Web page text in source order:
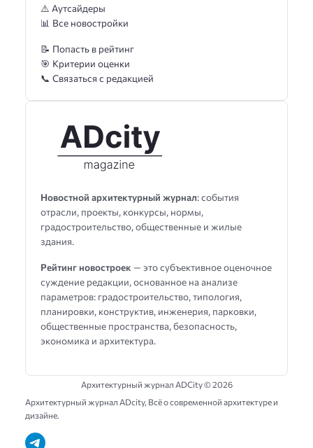
Новостной архитектурный журнал: события
отрасли, проекты, конкурсы, нормы,
градостроительство, общественные и жилые
здания.
Рейтинг новостроек — это субъективное оценочное
суждение редакции, основанное на анализе
параметров: градостроительство, типология,
планировки, конструктив, инженерия, парковки,
общественные пространства, безопасность,
экономика и архитектура.
⚠️ Аутсайдеры
📊 Все новостройки
📝 Попасть в рейтинг
🎯 Критерии оценки
📞 Связаться с редакцией
Архитектурный журнал ADCity ©2026
Архитектурный журнал ADсity, Всё о современной архитектуре и
дизайне.